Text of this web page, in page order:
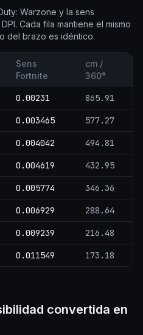
Warzone y la sens
Cada fila mantiene el mismo
del brazo es idéntico.
Sens
Fortnite
cm /
360°
0.00231 865.91
0.003465 577.27
0.004042 494.81
0.004619 432.95
0.005774 346.36
0.006929 288.64
0.009239 216.48
0.011549 173.18
convertida en